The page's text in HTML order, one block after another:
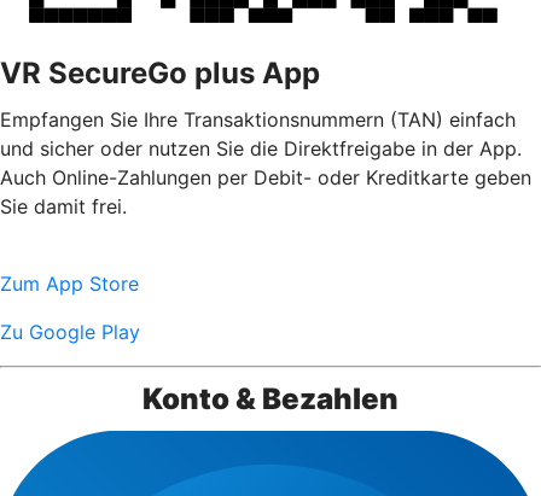
VR SecureGo plus App
Empfangen Sie Ihre Transaktionsnummern (TAN) einfach
und sicher oder nutzen Sie die Direktfreigabe in der App.
Auch Online-Zahlungen per Debit- oder Kreditkarte geben
Sie damit frei.
Zum App Store
Zu Google Play
Konto & Bezahlen